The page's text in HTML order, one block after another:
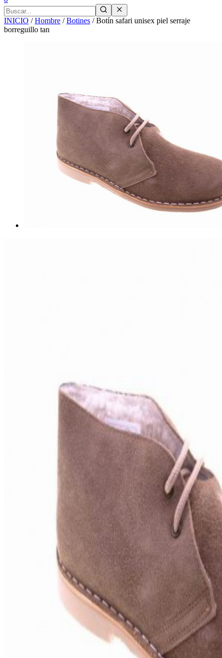
INICIO /Hombre /Botines /Botín safari unisex piel serraje
borreguillo tan